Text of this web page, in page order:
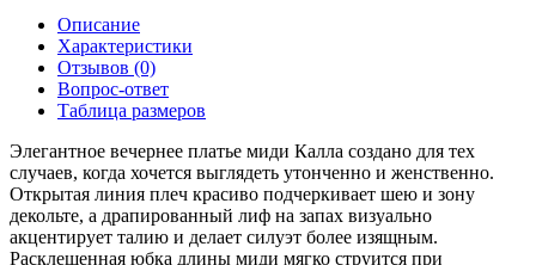
Описание
Характеристики
Отзывов (0)
Вопрос-ответ
Таблица размеров
Элегантное вечернее платье миди Калла создано для тех
случаев, когда хочется выглядеть утонченно и женственно.
Открытая линия плеч красиво подчеркивает шею и зону
декольте, а драпированный лиф на запах визуально
акцентирует талию и делает силуэт более изящным.
Расклешенная юбка длины миди мягко струится при